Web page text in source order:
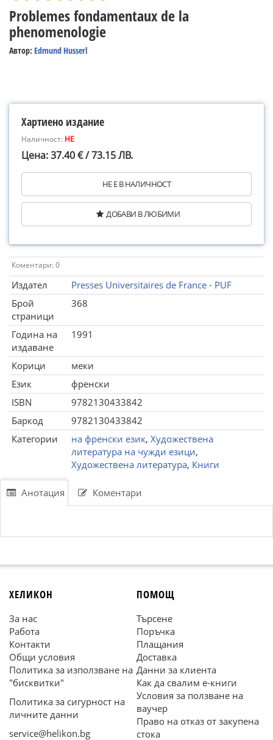
Problemes fondamentaux de la
phenomenologie
Автор: Edmund Husserl
Хартиено издание
Наличност: НЕ
Цена: 37.40 € / 73.15 ЛВ.
НЕ Е В НАЛИЧНОСТ
ДОБАВИ В ЛЮБИМИ
Коментари: 0
Издател
Presses Universitaires de France - PUF
Брой
страници
368
Година на
издаване
1991
Корици
меки
Език
френски
ISBN
9782130433842
Баркод
9782130433842
Категории
на френски език, Художествена
литература на чужди езици,
Художествена литература, Книги
Анотация Коментари
ХЕЛИКОН
За нас
Работа
Контакти
Общи условия
Политика за използване на
"бисквитки"
Политика за сигурност на
личните данни
service@helikon.bg
ПОМОЩ
Търсене
Поръчка
Плащания
Доставка
Данни за клиента
Как да свалим е-книги
Условия за ползване на
ваучер
Право на отказ от закупена
стока